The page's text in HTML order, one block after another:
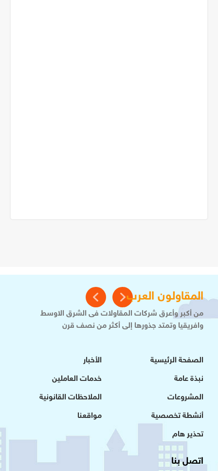
المقاولون العرب
من أكبر وأعرق شركات المقاولات فى الشرق الاوسط
وافريقيا وتمتد جذورها إلى أكثر من نصف قرن
الصفحة الرئيسية
نبذة عامة
المشروعات
أنشطة تخصصية
تحذير هام
الأخبار
خدمات العاملين
الملاحظات القانونية
مواقعنا
اتصل بنا